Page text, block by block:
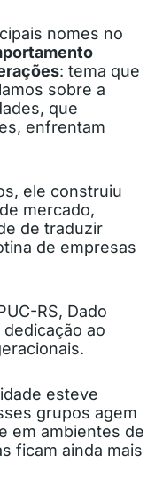
nomes no
: tema que
sobre a
que
enfrentam
ele construiu
mercado,
de traduzir
de empresas
RS, Dado
ao
esteve
grupos agem
em ambientes de
ficam ainda mais